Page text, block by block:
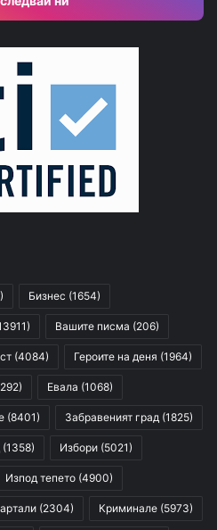
Бизнес (1654)
Вашите писма (206)
(4084) Героите на деня (1964)
Евала (1068)
(8401) Забравеният град (1825)
(1358) Избори (5021)
Изпод тепето (4900)
(2304) Криминале (5973)